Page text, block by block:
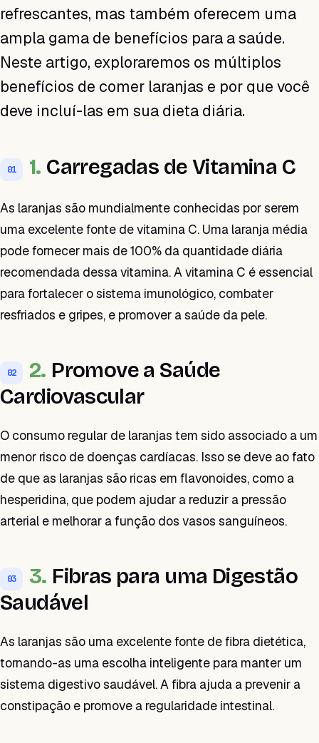
refrescantes, mas também oferecem uma
ampla gama de benefícios para a saúde.
Neste artigo, exploraremos os múltiplos
benefícios de comer laranjas e por que você
deve incluí-las em sua dieta diária.
01 1. Carregadas de Vitamina C
As laranjas são mundialmente conhecidas por serem
uma excelente fonte de vitamina C. Uma laranja média
pode fornecer mais de 100% da quantidade diária
recomendada dessa vitamina. A vitamina C é essencial
para fortalecer o sistema imunológico, combater
resfriados e gripes, e promover a saúde da pele.
02 2. Promove a Saúde
Cardiovascular
O consumo regular de laranjas tem sido associado a um
menor risco de doenças cardíacas. Isso se deve ao fato
de que as laranjas são ricas em flavonoides, como a
hesperidina, que podem ajudar a reduzir a pressão
arterial e melhorar a função dos vasos sanguíneos.
03 3. Fibras para uma Digestão
Saudável
As laranjas são uma excelente fonte de fibra dietética,
tornando-as uma escolha inteligente para manter um
sistema digestivo saudável. A fibra ajuda a prevenir a
constipação e promove a regularidade intestinal.